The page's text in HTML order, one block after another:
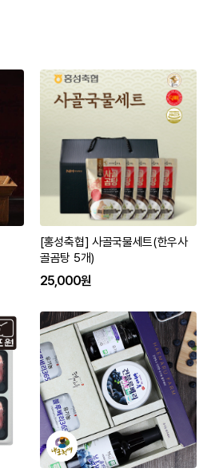
[홍성축협] 사골국물세트(한우사
골곰탕 5개)
25,000원